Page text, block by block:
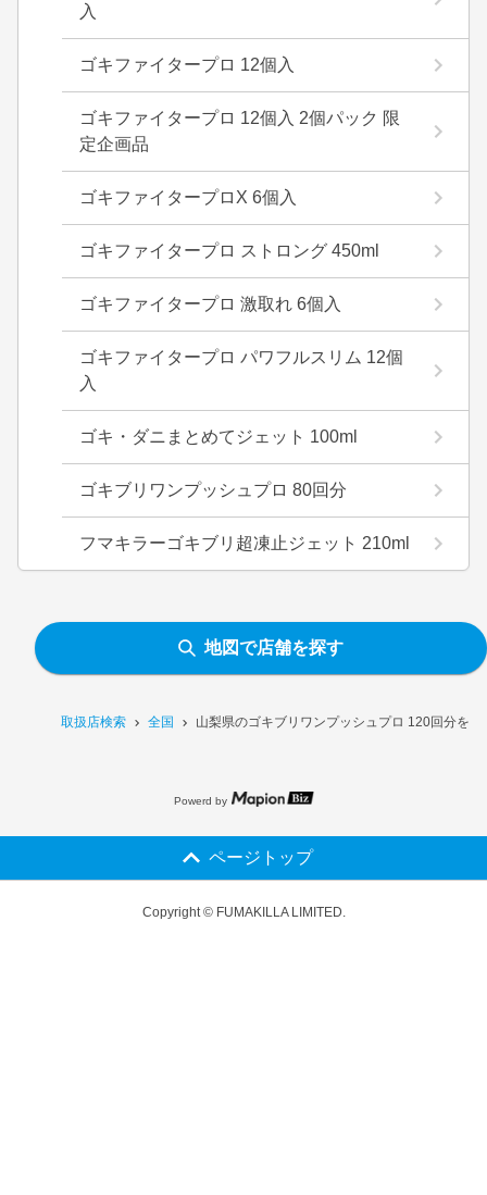
取扱店検索 全国 山梨県のゴキブリワンプッシュプロ 120回分を扱
入
ゴキファイタープロ 12個入
ゴキファイタープロ 12個入 2個パック 限
定企画品
ゴキファイタープロX 6個入
ゴキファイタープロ ストロング 450ml
ゴキファイタープロ 激取れ 6個入
ゴキファイタープロ パワフルスリム 12個
入
ゴキ・ダニまとめてジェット 100ml
ゴキブリワンプッシュプロ 80回分
フマキラーゴキブリ超凍止ジェット 210ml
地図で店舗を探す
Powerd by
ページトップ
Copyright © FUMAKILLA LIMITED.